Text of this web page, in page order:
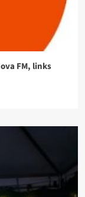
FM, links